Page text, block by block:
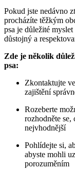
Pokud jste nedávno
procházíte těžkým
psa je důležité
důstojný a
Zde je několik
psa:
Zkontaktujte
zajištění
Rozeberte
rozhodněte se,
nejvhodnější
Pohlídejte si,
abyste mohli
porozuměním